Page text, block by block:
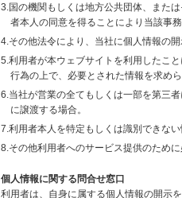
3.国の機関もしくは地方公共団体、また
者本人の同意を得ることにより当該事
4.その他法令により、当社に個人情報の
5.利用者が本ウェブサイトを利用したこ
行為の上で、必要とされた情報を求めら
6.当社が営業の全てもしくは一部を第三
に譲渡する場合。
7.利用者本人を特定もしくは識別できない
8.その他利用者へのサービス提供のため
個人情報に関する問合せ窓口
利用者は、自身に属する個人情報の開示